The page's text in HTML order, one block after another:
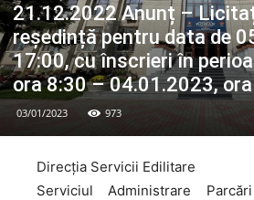
21.12.2022 Anunț –
reședință pentru data de
17:00, cu înscrieri în
ora 8:30 – 04.01.2023,
03/01/2023 973
Direcția Servicii Edilitare
Serviciul Administrare